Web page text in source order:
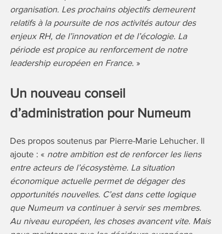
organisation. Les prochains objectifs demeurent
relatifs à la poursuite de nos activités autour des
enjeux RH, de l’innovation et de l’écologie. La
période est propice au renforcement de notre
leadership européen en France. »
Un nouveau conseil
d’administration pour Numeum
Des propos soutenus par Pierre-Marie Lehucher. Il
ajoute : « notre ambition est de renforcer les liens
entre acteurs de l’écosystème. La situation
économique actuelle permet de dégager des
opportunités nouvelles. C’est dans cette logique
que Numeum va continuer à servir ses membres.
Au niveau européen, les choses avancent vite. Mais